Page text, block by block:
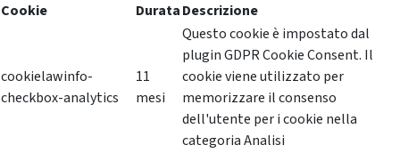
Cookie
DurataDescrizione
cookielawinfo-
checkbox-analytics
11
mesi
Questo cookie è impostato dal
plugin GDPR Cookie Consent. Il
cookie viene utilizzato per
memorizzare il consenso
dell'utente per i cookie nella
categoria Analisi